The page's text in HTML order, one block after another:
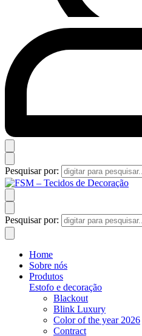
Pesquisar por:
Pesquisar por:
Home
Sobre nós
Produtos
Estofo e decoração
Blackout
Blink Luxury
Color of the year 2026
Contract